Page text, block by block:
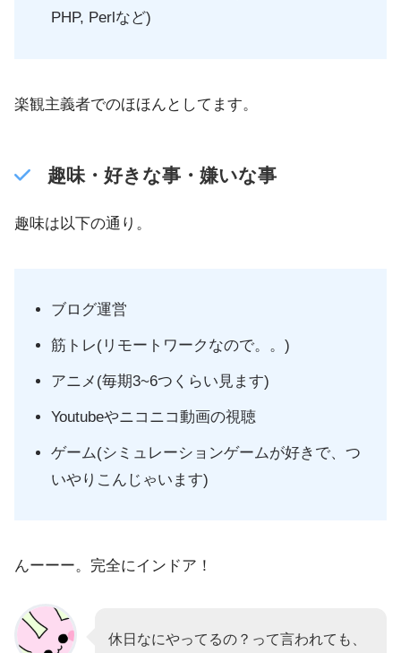
PHP, Perlなど)
楽観主義者でのほほんとしてます。
趣味・好きな事・嫌いな事
趣味は以下の通り。
ブログ運営
筋トレ(リモートワークなので。。)
アニメ(毎期3~6つくらい見ます)
Youtubeやニコニコ動画の視聴
ゲーム(シミュレーションゲームが好きで、つ
いやりこんじゃいます)
んーーー。完全にインドア！
休日なにやってるの？って言われても、